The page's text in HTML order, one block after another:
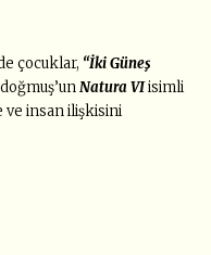
çocuklar, “İki Güneş
Natura VIisimli
ve insan ilişkisini